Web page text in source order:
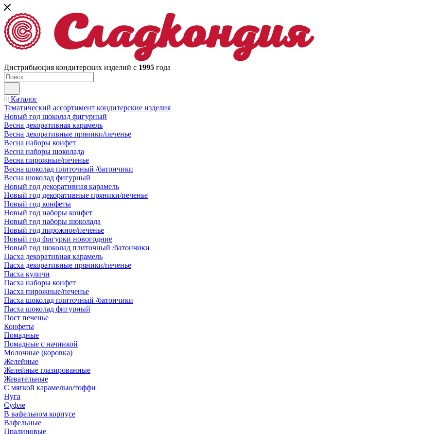
Дистрибьюция кондитерских изделий с 1995 года
Каталог
Тематический ассортимент кондитерские изделия
Новый год шоколад фигурный
Весна декоративная карамель
Весна декоративные пряники/печенье
Весна наборы конфет
Весна наборы шоколада
Весна пирожные/печенье
Весна шоколад плиточный /батончики
Весна шоколад фигурный
Новый год декоративная карамель
Новый год декоративные пряники/печенье
Новый год конфеты
Новый год наборы конфет
Новый год наборы шоколада
Новый год пирожное/печенье
Новый год фигурки новогодние
Новый год шоколад плиточный /батончики
Пасха декоративная карамель
Пасха декоративные пряники/печенье
Пасха куличи
Пасха наборы конфет
Пасха пирожные/печенье
Пасха шоколад плиточный /батончики
Пасха шоколад фигурный
Пост печенье
Конфеты
Помадные
Помадные с начинкой
Молочные (коровка)
Желейные
Желейные глазированные
Жевательные
С мягкой карамелью/тоффи
Нуга
Суфле
В вафельном корпусе
Вафельные
Пралиновые